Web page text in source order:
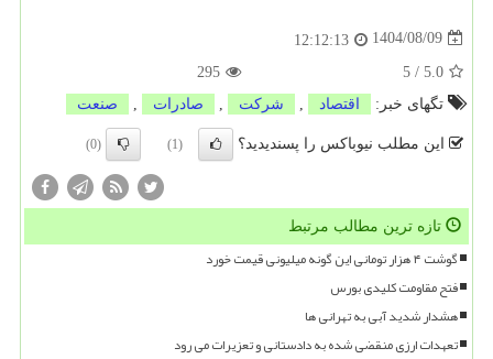
1404/08/09
12:12:13
5.0
/
5
295
تگهای خبر:
اقتصاد شركت صادرات صنعت
این مطلب نیوباکس را پسندیدید؟ (1)
(0)
تازه ترین مطالب مرتبط
گوشت ۴ هزار تومانی این گونه میلیونی قیمت خورد
فتح مقاومت کلیدی بورس
هشدار شدید آبی به تهرانی ها
تعهدات ارزی منقضی شده به دادستانی و تعزیرات می رود